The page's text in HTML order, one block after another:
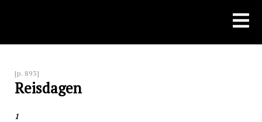
[p. 893]
Reisdagen
1